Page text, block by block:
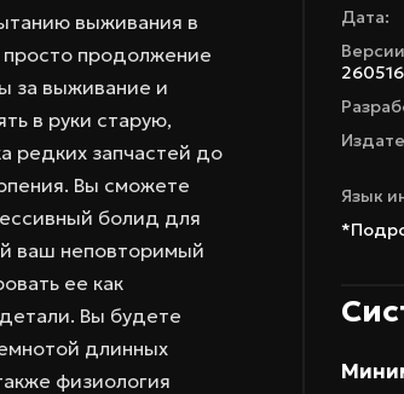
выживания в
просто продолжение
за выживание и
в руки старую,
редких запчастей до
Вы сможете
болид для
ваш неповторимый
ее как
Вы будете
длинных
физиология
Дата:
Язык